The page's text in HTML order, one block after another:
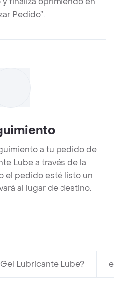
Pedido”.
a tu pedido de
Lube a través de la
el pedido esté listo un
al lugar de destino.
Lubricante Lube? en